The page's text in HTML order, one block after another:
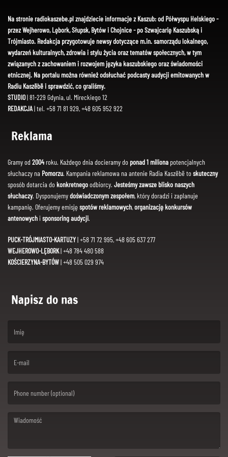
Na stronie radiokaszebe.pl znajdziecie informacje z Kaszub: od Półwyspu Helskiego -
przez Wejherowo, Lębork, Słupsk, Bytów i Chojnice - po Szwajcarię Kaszubską i
Trójmiasto. Redakcja przygotowuje newsy dotyczące m.in. samorządu lokalnego,
wydarzeń kulturalnych, zdrowia i stylu życia oraz tematów społecznych, w tym
związanych z zachowaniem i rozwojem języka kaszubskiego oraz świadomości
etnicznej. Na portalu można również odsłuchać podcasty audycji emitowanych w
Radiu Kaszëbë i sprawdzić, co graliśmy.
STUDIO| 81-229 Gdynia, ul. Mireckiego 12
REDAKCJA| tel. +58 71 81 929, +48 605 952 922
Reklama
Gramy od 2004roku. Każdego dnia docieramy do ponad 1 miliona potencjalnych
słuchaczy na Pomorzu. Kampania reklamowa na antenie Radia Kaszëbë toskuteczny
sposób dotarcia dokonkretnegoodbiorcy. Jesteśmy zawsze blisko naszych
słuchaczy. Dysponujemydoświadczonym zespołem, który doradzi i zaplanuje
kampanię. Oferujemy emisję spotów reklamowych,organizację konkursów
antenowychi sponsoring audycji.
PUCK-TRÓJMIASTO-KARTUZY| +58 71 72 995, +48 605 637 277
WEJHEROWO-LĘBORK| +48 784 480 588
KOŚCIERZYNA-BYTÓW| +48 505 029 974
Napisz do nas